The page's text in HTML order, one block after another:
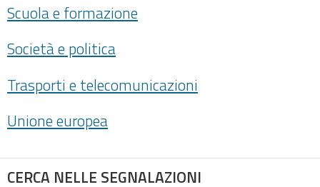
Scuola e formazione
Società e politica
Trasporti e telecomunicazioni
Unione europea
CERCA NELLE SEGNALAZIONI